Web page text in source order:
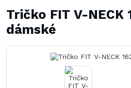
Tričko FIT V-NECK
dámské